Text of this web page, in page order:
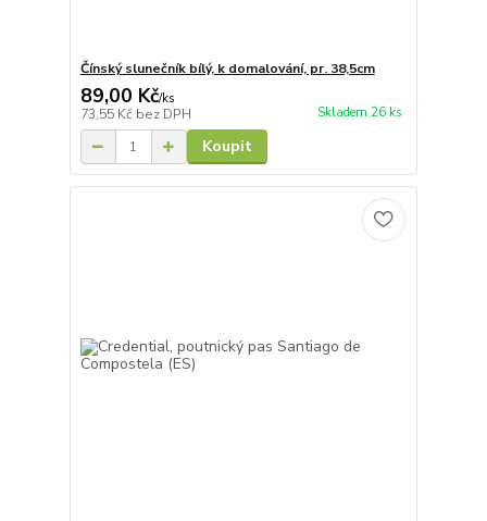
Čínský slunečník bílý, k domalování, pr. 38,5cm
89,00 Kč/ks
73,55 Kč bez DPH Skladem 26 ks
Koupit